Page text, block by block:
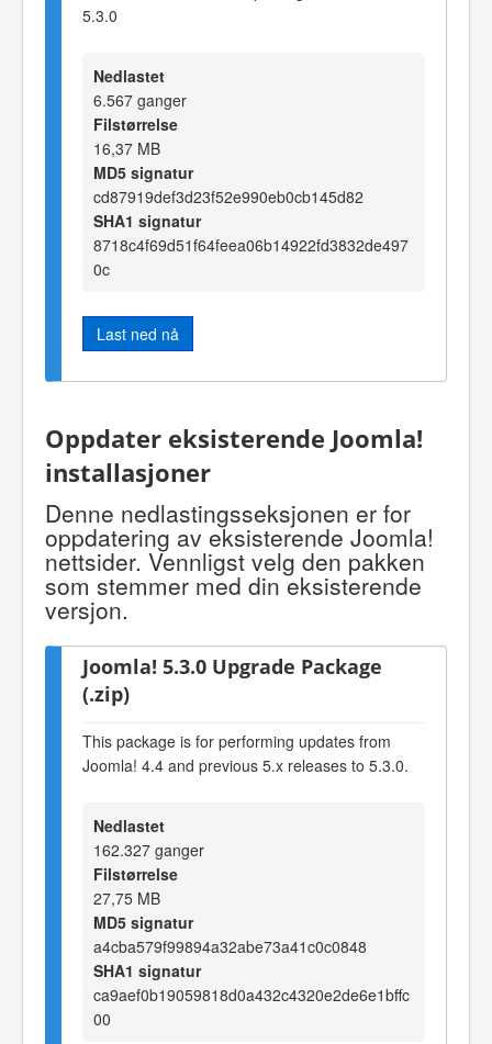
5.3.0
Nedlastet
6.567 ganger
Filstørrelse
16,37 MB
MD5 signatur
cd87919def3d23f52e990eb0cb145d82
SHA1 signatur
8718c4f69d51f64feea06b14922fd3832de497
0c
Last ned nå
Oppdater eksisterende Joomla!
installasjoner
Denne nedlastingsseksjonen er for
oppdatering av eksisterende Joomla!
nettsider. Vennligst velg den pakken
som stemmer med din eksisterende
versjon.
Joomla! 5.3.0 Upgrade Package
(.zip)
This package is for performing updates from
Joomla! 4.4 and previous 5.x releases to 5.3.0.
Nedlastet
162.327 ganger
Filstørrelse
27,75 MB
MD5 signatur
a4cba579f99894a32abe73a41c0c0848
SHA1 signatur
ca9aef0b19059818d0a432c4320e2de6e1bffc
00